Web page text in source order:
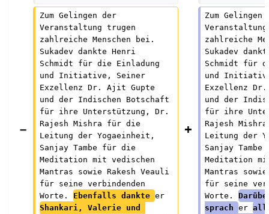
u
Zum Gelingen der
Veranstaltung trugen
zahlreiche Menschen bei.
Sukadev dankte Henri
Schmidt für die Einladung
und Initiative, Seiner
Exzellenz Dr. Ajit Gupte
und der Indischen Botschaft
für ihre Unterstützung, Dr.
Rajesh Mishra für die
Leitung der Yogaeinheit,
Sanjay Tambe für die
Meditation mit vedischen
Mantras sowie Rakesh Veauli
für seine verbindenden
Worte. Ebenfalls dankte er
Shankari, Valerie und
Zum
zahlreiche
Sukadev
Schmidt für
und
Exzellenz
und der
für ihre
Rajesh
Leitung der
Sanjay
Meditation
Mantras
für seine
Worte.
sprach er